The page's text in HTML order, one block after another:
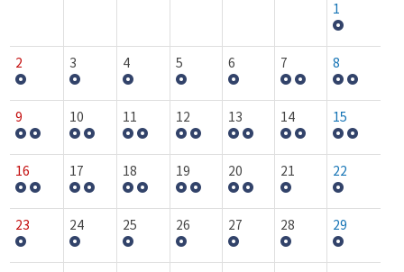
1
2 3 4 5 6 7 8
9 10 11 12 13 14 15
16 17 18 19 20 21 22
23 24 25 26 27 28 29